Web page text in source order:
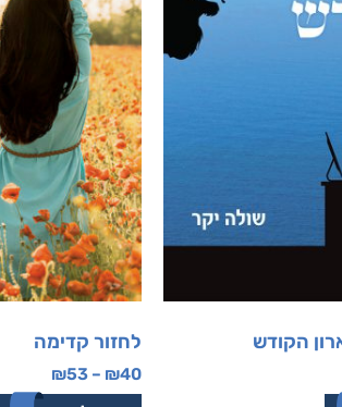
הקודש לחזור קדימה
₪40
–
₪53